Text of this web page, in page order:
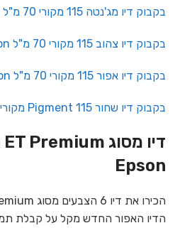
בקבוק דיו מג'נטה 115 מקורי 70 מ"ל Epson
בקבוק דיו צהוב 115 מקורי 70 מ"ל Epson
בקבוק דיו אפור 115 מקורי 70 מ"ל Epson
בקבוק דיו שחור 115 Pigment מקורי 70 מ"ל Epson
Epson
הדיו האפור החדש מקל על קבלת